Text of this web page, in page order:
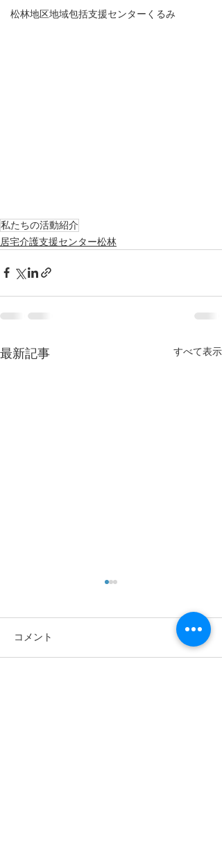
松林地区地域包括支援センターくるみ
私たちの活動紹介
居宅介護支援センター松林
最新記事 すべて表示
コメント